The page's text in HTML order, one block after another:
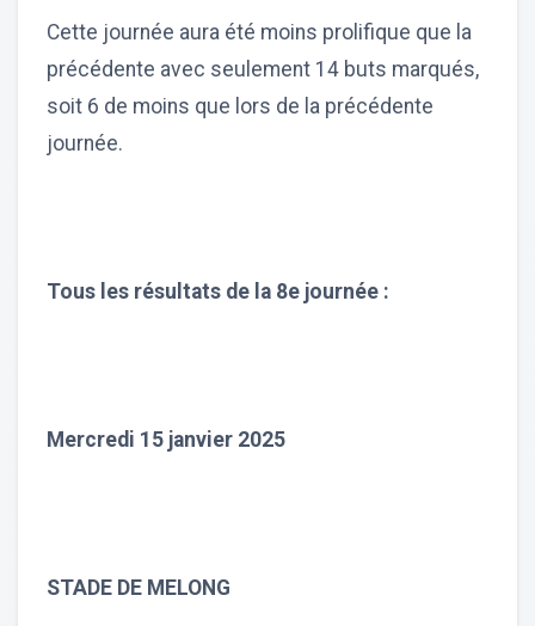
Cette journée aura été moins prolifique que la
précédente avec seulement 14 buts marqués,
soit 6 de moins que lors de la précédente
journée.
Tous les résultats de la 8e journée :
Mercredi 15 janvier 2025
STADE DE MELONG